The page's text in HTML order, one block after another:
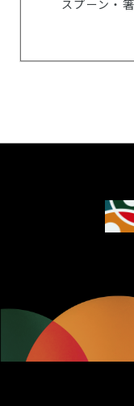
スプーン・